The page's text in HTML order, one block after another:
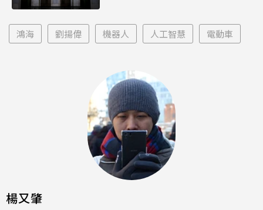
鴻海 劉揚偉 機器人 人工智慧 電動車
楊又肇